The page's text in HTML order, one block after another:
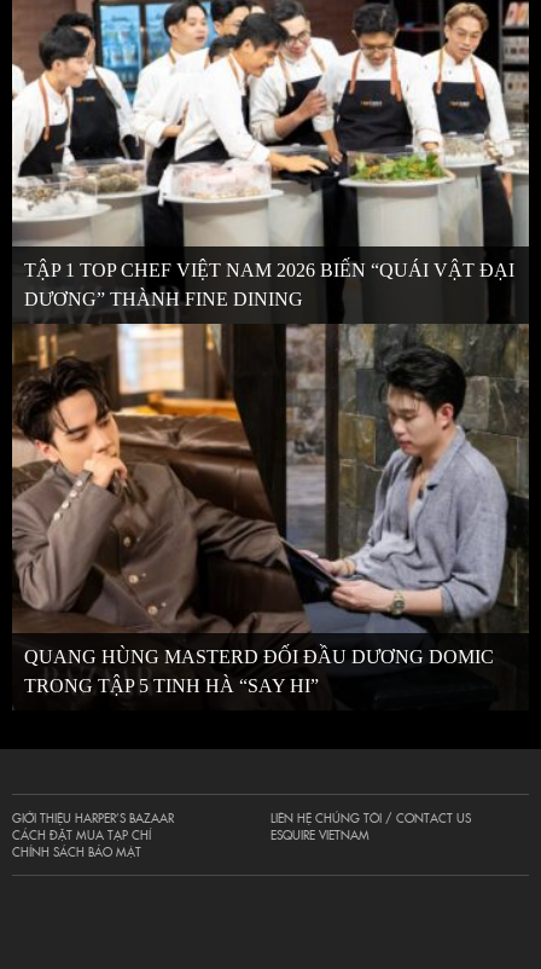
TẬP 1 TOP CHEF VIỆT NAM 2026 BIẾN “QUÁI VẬT ĐẠI
DƯƠNG” THÀNH FINE DINING
QUANG HÙNG MASTERD ĐỐI ĐẦU DƯƠNG DOMIC
TRONG TẬP 5 TINH HÀ “SAY HI”
GIỚI THIỆU HARPER’S BAZAAR
CÁCH ĐẶT MUA TẠP CHÍ
CHÍNH SÁCH BẢO MẬT
LIÊN HỆ CHÚNG TÔI / CONTACT US
ESQUIRE VIETNAM